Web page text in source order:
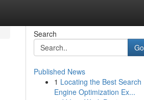
Search
Go
Published News
1 Locating the Best Search
Engine Optimization Ex...